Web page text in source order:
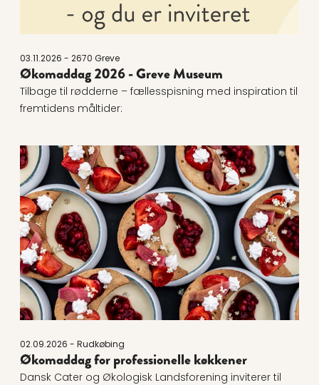
03.11.2026 - 2670 Greve
Økomaddag 2026 - Greve Museum
Tilbage til rødderne – fællesspisning med inspiration til
fremtidens måltider:
Læs mere om Økomaddag for professionelle
02.09.2026 - Rudkøbing
Økomaddag for professionelle køkkener
Dansk Cater og Økologisk Landsforening inviterer til